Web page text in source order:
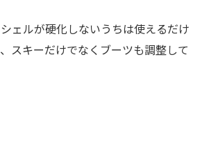
ェルが硬化しないうちは使えるだけ
スキーだけでなくブーツも調整して